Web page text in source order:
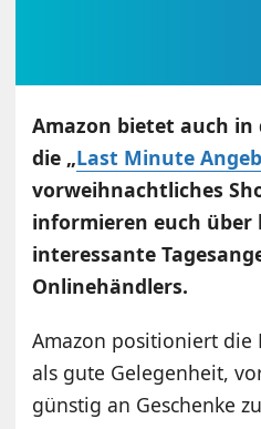
Amazon bietet auch in
die „Last Minute
vorweihnachtliches
informieren euch über
interessante
Onlinehändlers.
Amazon positioniert die
als gute Gelegenheit,
günstig an Geschenke